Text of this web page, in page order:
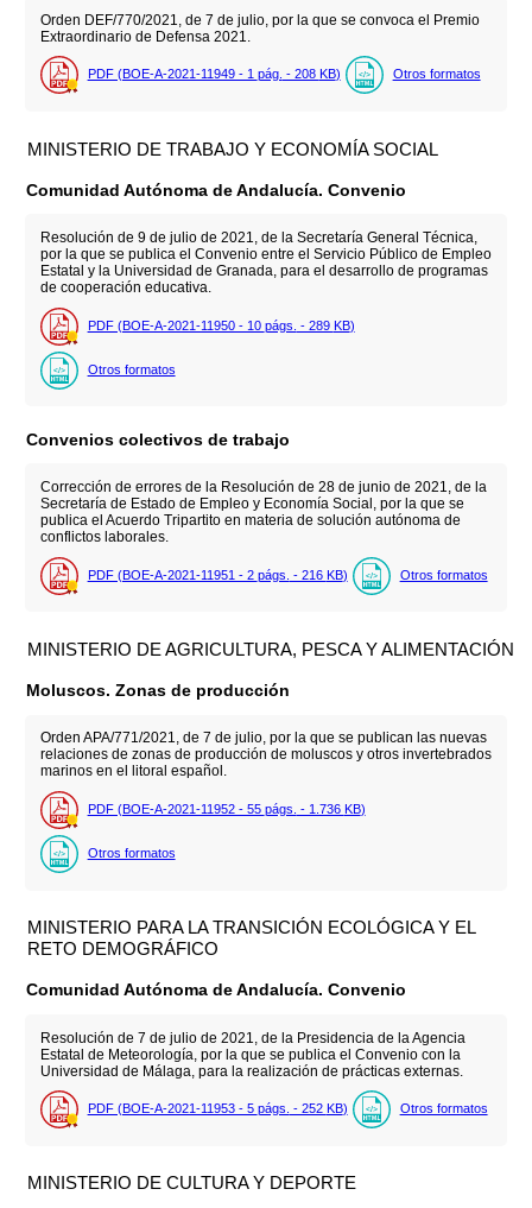
Orden DEF/770/2021, de 7 de julio, por la que se convoca el Premio
Extraordinario de Defensa 2021.
PDF (BOE-A-2021-11949 - 1 pág. - 208 KB) Otros formatos
MINISTERIO DE TRABAJO Y ECONOMÍA SOCIAL
Comunidad Autónoma de Andalucía. Convenio
Resolución de 9 de julio de 2021, de la Secretaría General Técnica,
por la que se publica el Convenio entre el Servicio Público de Empleo
Estatal y la Universidad de Granada, para el desarrollo de programas
de cooperación educativa.
PDF (BOE-A-2021-11950 - 10 págs. - 289 KB)
Otros formatos
Convenios colectivos de trabajo
Corrección de errores de la Resolución de 28 de junio de 2021, de la
Secretaría de Estado de Empleo y Economía Social, por la que se
publica el Acuerdo Tripartito en materia de solución autónoma de
conflictos laborales.
PDF (BOE-A-2021-11951 - 2 págs. - 216 KB) Otros formatos
MINISTERIO DE AGRICULTURA, PESCA Y ALIMENTACIÓN
Moluscos. Zonas de producción
Orden APA/771/2021, de 7 de julio, por la que se publican las nuevas
relaciones de zonas de producción de moluscos y otros invertebrados
marinos en el litoral español.
PDF (BOE-A-2021-11952 - 55 págs. - 1.736 KB)
Otros formatos
MINISTERIO PARA LA TRANSICIÓN ECOLÓGICA Y EL
RETO DEMOGRÁFICO
Comunidad Autónoma de Andalucía. Convenio
Resolución de 7 de julio de 2021, de la Presidencia de la Agencia
Estatal de Meteorología, por la que se publica el Convenio con la
Universidad de Málaga, para la realización de prácticas externas.
PDF (BOE-A-2021-11953 - 5 págs. - 252 KB) Otros formatos
MINISTERIO DE CULTURA Y DEPORTE